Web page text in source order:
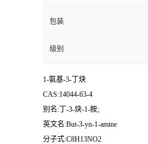
包装
级别
1-氨基-3-丁炔
CAS:14044-63-4
别名:丁-3-炔-1-胺;
英文名:But-3-yn-1-amine
分子式:C8H13NO2